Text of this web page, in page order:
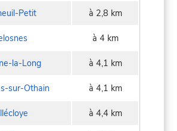
Petit à 2,8 km
à 4 km
la-Long à 4,1 km
sur-Othain à 4,1 km
à 4,4 km